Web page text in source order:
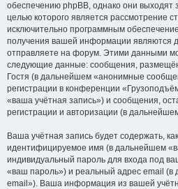
обеспечению phpBB, однако они выходят
целью которого является рассмотрение
исключительно программным
получения вашей информации являются
отправляете на форум. Этими данными
следующие данные: сообщения,
Гостя (в дальнейшем «анонимные
регистрации в конференции
«ваша учётная запись») и сообщения,
регистрации и авторизации (в
Ваша учётная запись будет содержать,
идентифицируемое имя (в дальнейшем
индивидуальный пароль для входа под
«ваш пароль») и реальный адрес email
email»). Ваша информация из вашей